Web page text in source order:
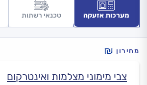
מערכות אזעקה טכנאי רשתות
מחירון
צבי מימוני מצלמות ואינטרקום